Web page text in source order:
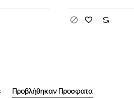
Προβλήθηκαν Προσφατα